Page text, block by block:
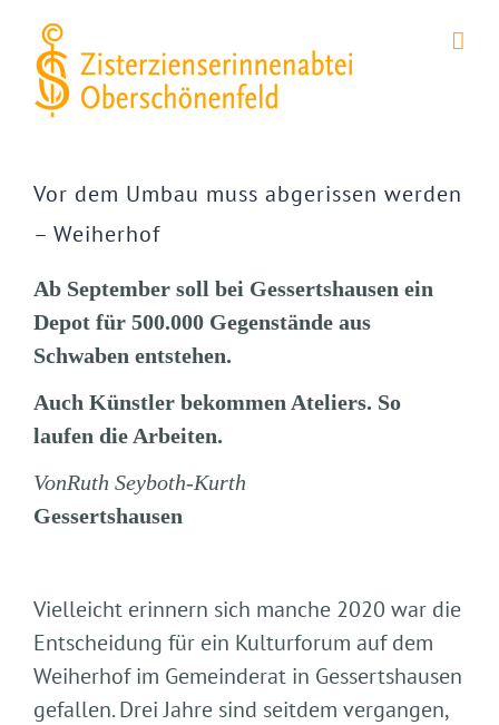
Inhalt
springen
grösseres
Bild
Vor dem Umbau muss abgerissen werden
– Weiherhof
Ab September soll bei Gessertshausen ein
Depot für 500.000 Gegenstände aus
Schwaben entstehen.
Auch Künstler bekommen Ateliers. So
laufen die Arbeiten.
VonRuth Seyboth-Kurth
Gessertshausen
Vielleicht erinnern sich manche 2020 war die
Entscheidung für ein Kulturforum auf dem
Weiherhof im Gemeinderat in Gessertshausen
gefallen. Drei Jahre sind seitdem vergangen,